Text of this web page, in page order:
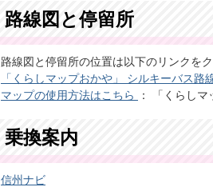
路線図と停留所
路線図と停留所の位置は以下のリンクを
「くらしマップおかや」 シルキーバス路
マップの使用方法はこちら
： 「くらし
乗換案内
信州ナビ